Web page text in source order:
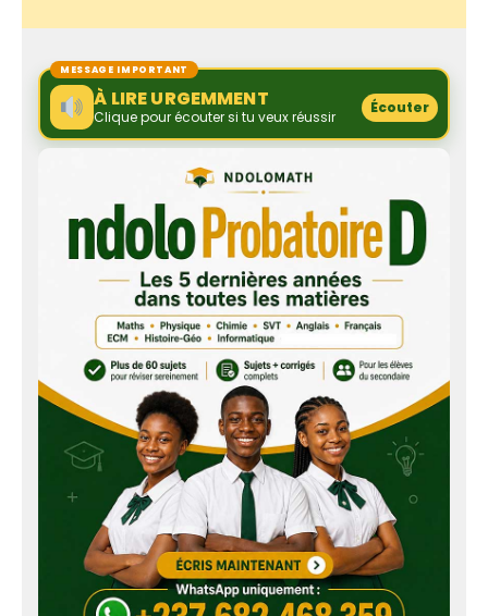
MESSAGE IMPORTANT
À LIRE URGEMMENT
Clique pour écouter si tu veux réussir
Écouter